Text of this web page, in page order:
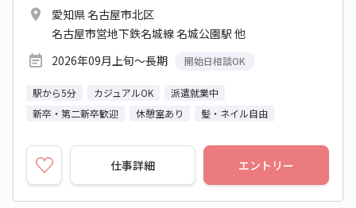
愛知県 名古屋市北区
名古屋市営地下鉄名城線 名城公園駅 他
2026年09月上旬～長期
開始日相談OK
駅から5分 カジュアルOK
派遣就業中
新卒・第二新卒歓迎
休憩室あり 髪・ネイル自由
仕事詳細 エントリー